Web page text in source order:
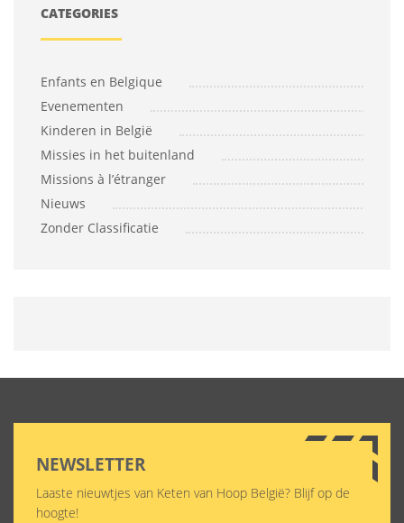
CATEGORIES
Enfants en Belgique
Evenementen
Kinderen in België
Missies in het buitenland
Missions à l’étranger
Nieuws
Zonder Classificatie
NEWSLETTER
Laaste nieuwtjes van Keten van Hoop België? Blijf op de
hoogte!